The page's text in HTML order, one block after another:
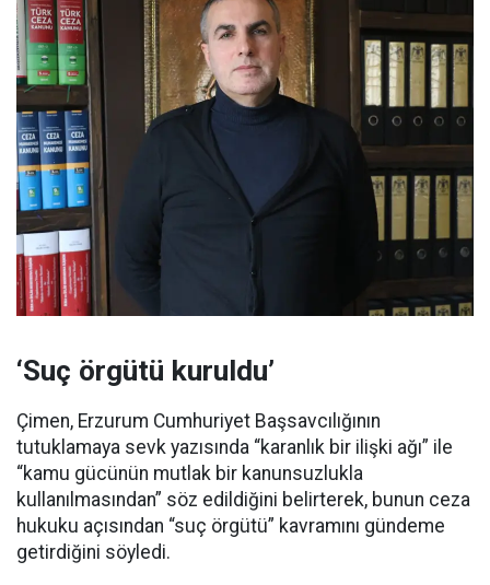
‘Suç örgütü kuruldu’
Çimen, Erzurum Cumhuriyet Başsavcılığının
tutuklamaya sevk yazısında “karanlık bir ilişki ağı” ile
“kamu gücünün mutlak bir kanunsuzlukla
kullanılmasından” söz edildiğini belirterek, bunun ceza
hukuku açısından “suç örgütü” kavramını gündeme
getirdiğini söyledi.